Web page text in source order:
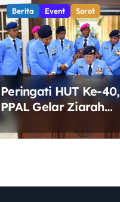
Berita Event Sorot
Peringati HUT Ke-40,
PPAL Gelar Ziarah
dan Tabur Bunga di
TMP Kalibata